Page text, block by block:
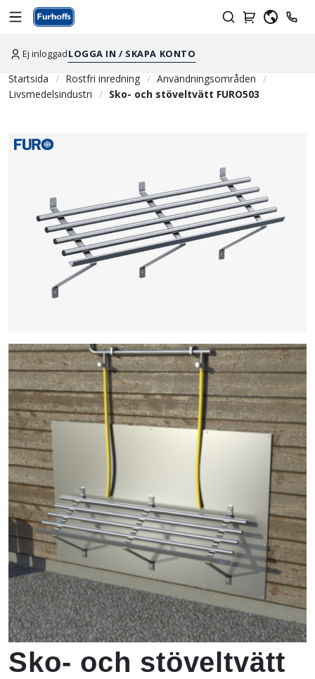
Ej inloggadLOGGA IN / SKAPA KONTO
Startsida Rostfri inredning
Användningsområden
Livsmedelsindustri
Sko- och stöveltvätt FURO503
Sko- och stöveltvätt